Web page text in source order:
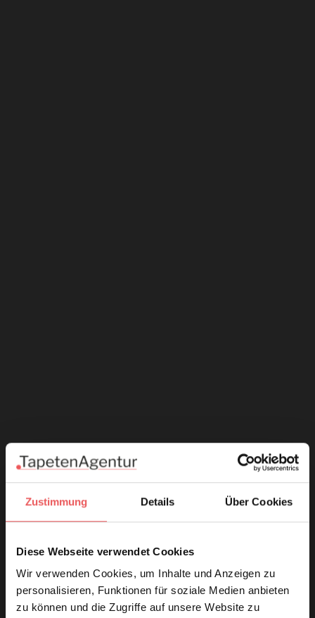
Zustimmung Details Über Cookies
Diese Webseite verwendet Cookies
Wir verwenden Cookies, um Inhalte und Anzeigen zu
personalisieren, Funktionen für soziale Medien anbieten
zu können und die Zugriffe auf unsere Website zu